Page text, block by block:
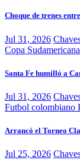
Choque de trenes
Jul 31, 2026
Copa Sudamericana
Santa Fe humilló a
Jul 31, 2026
Futbol colombiano
Arrancó el Torneo
Jul 25, 2026